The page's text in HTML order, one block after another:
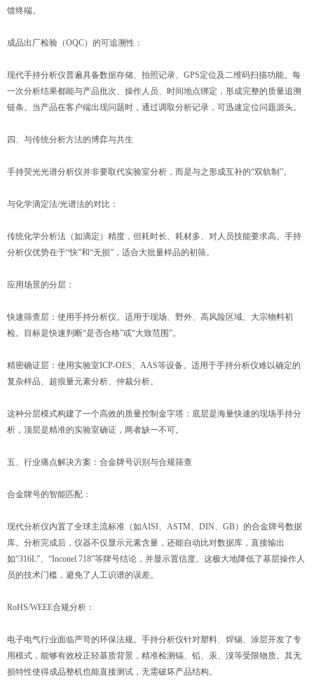
馈终端。
成品出厂检验（OQC）的可追溯性：
现代手持分析仪普遍具备数据存储、拍照记录、GPS定位及二维码扫描功能。每
一次分析结果都能与产品批次、操作人员、时间地点绑定，形成完整的质量追溯
链条。当产品在客户端出现问题时，通过调取分析记录，可迅速定位问题源头。
四、与传统分析方法的博弈与共生
手持荧光光谱分析仪并非要取代实验室分析，而是与之形成互补的“双轨制”。
与化学滴定法/光谱法的对比：
传统化学分析法（如滴定）精度，但耗时长、耗材多、对人员技能要求高。手持
分析仪优势在于“快”和“无损”，适合大批量样品的初筛。
应用场景的分层：
快速筛查层：使用手持分析仪。适用于现场、野外、高风险区域、大宗物料初
检。目标是快速判断“是否合格”或“大致范围”。
精密确证层：使用实验室ICP-OES、AAS等设备。适用于手持分析仪难以确定的
复杂样品、超痕量元素分析、仲裁分析。
这种分层模式构建了一个高效的质量控制金字塔：底层是海量快速的现场手持分
析，顶层是精准的实验室确证，两者缺一不可。
五、行业痛点解决方案：合金牌号识别与合规筛查
合金牌号的智能匹配：
现代分析仪内置了全球主流标准（如AISI、ASTM、DIN、GB）的合金牌号数据
库。分析完成后，仪器不仅显示元素含量，还能自动比对数据库，直接输出
如“316L”、“Inconel 718”等牌号结论，并显示置信度。这极大地降低了基层操作人
员的技术门槛，避免了人工识谱的误差。
RoHS/WEEE合规分析：
电子电气行业面临严苛的环保法规。手持分析仪针对塑料、焊锡、涂层开发了专
用模式，能够有效校正轻基质背景，精准检测镉、铅、汞、溴等受限物质。其无
损特性使得成品整机也能直接测试，无需破坏产品结构。